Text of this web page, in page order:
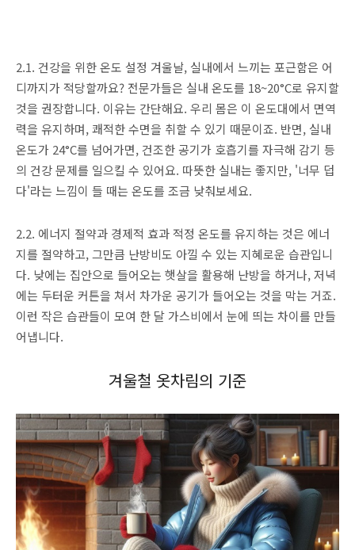
2.1. 건강을 위한 온도 설정 겨울날, 실내에서 느끼는 포근함은 어
디까지가 적당할까요? 전문가들은 실내 온도를 18~20°C로 유지할
것을 권장합니다. 이유는 간단해요. 우리 몸은 이 온도대에서 면역
력을 유지하며, 쾌적한 수면을 취할 수 있기 때문이죠. 반면, 실내
온도가 24°C를 넘어가면, 건조한 공기가 호흡기를 자극해 감기 등
의 건강 문제를 일으킬 수 있어요. 따뜻한 실내는 좋지만, '너무 덥
다'라는 느낌이 들 때는 온도를 조금 낮춰보세요.
2.2. 에너지 절약과 경제적 효과 적정 온도를 유지하는 것은 에너
지를 절약하고, 그만큼 난방비도 아낄 수 있는 지혜로운 습관입니
다. 낮에는 집안으로 들어오는 햇살을 활용해 난방을 하거나, 저녁
에는 두터운 커튼을 쳐서 차가운 공기가 들어오는 것을 막는 거죠.
이런 작은 습관들이 모여 한 달 가스비에서 눈에 띄는 차이를 만들
어냅니다.
겨울철 옷차림의 기준